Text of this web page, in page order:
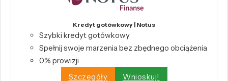
Kredyt gotówkowy | Notus
Szybki kredyt gotówkowy
Spełnij swoje marzenia bez zbędnego obciążenia
0% prowizji
Szczegóły
Wnioskuj!